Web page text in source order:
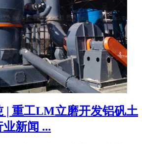
| 重工LM立磨开发铝矾土
新闻 ...